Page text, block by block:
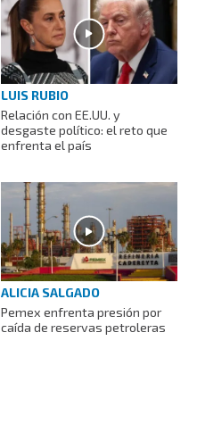
LUIS RUBIO
Relación con EE.UU. y
desgaste político: el reto que
enfrenta el país
ALICIA SALGADO
Pemex enfrenta presión por
caída de reservas petroleras